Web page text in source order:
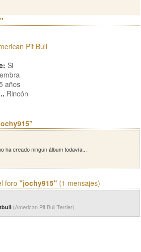
Pit Bull
Si
años
Rincón
ha creado ningún álbum todavía...
foro "jochy915" (1 mensajes)
(American Pit Bull Terrier)